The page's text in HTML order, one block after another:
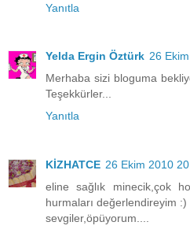
Yanıtla
Yelda Ergin Öztürk 26
Merhaba sizi bloguma
Teşekkürler...
Yanıtla
KİZHATCE 26 Ekim 2010
eline sağlık minecik,çok
hurmaları değerlendireyim :)
sevgiler,öpüyorum....